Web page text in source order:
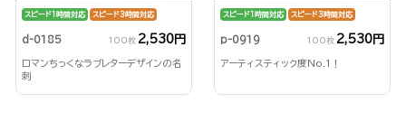
スピード1時間対応 スピード3時間対応
d-0185 100枚 2,530円
ロマンちっくなラブレターデザインの名
刺
スピード1時間対応 スピード3時間対応
p-0919 100枚 2,530円
アーティスティック度No.1！